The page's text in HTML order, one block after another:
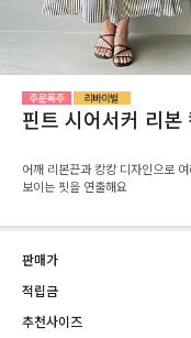
핀트 시어서커 리본
어깨 리본끈과 캉캉 디자인으로
보이는 핏을 연출해요
판매가
적립금
추천사이즈